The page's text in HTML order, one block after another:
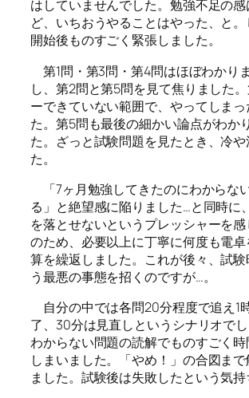
はしていませんでした。勉強不足の
ど、いちおうやることはやった、と
開始後ものすごく緊張しました。
第1問・第3問・第4問はほぼわかり
し、第2問と第5問を見て焦りました
ーできていない範囲で、やってしま
た。第5問も最後の細かい論点がわか
た。ざっと試験問題を見たとき、冷
た。
「7ヶ月勉強してきたのにわからな
る」と絶望感に陥りました…と同時に
を落とせないというプレッシャーを
のため、必要以上に丁寧に何度も電
算を繰返しました。これが後々、試
う最悪の事態を招くのですが…。
自分の中では各問20分程度で追え1
了、30分は見直しというシナリオで
わからない問題の読解でものすごく
しまいました。「やめ！」の合図ま
ました。試験後は失敗したという気持